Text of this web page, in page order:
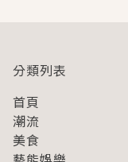
分類列表
首頁
潮流
美食